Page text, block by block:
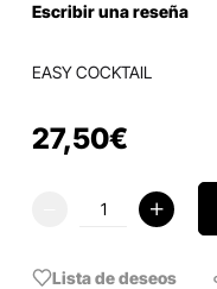
Escribir una reseña
EASY COCKTAIL
27,50€
Lista de deseos